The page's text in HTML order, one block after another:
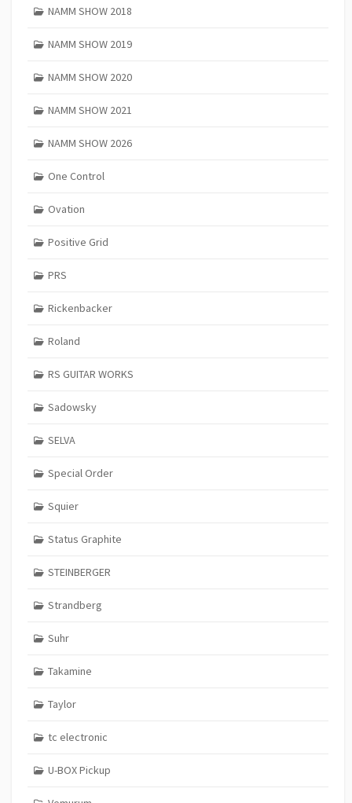
NAMM SHOW 2018
NAMM SHOW 2019
NAMM SHOW 2020
NAMM SHOW 2021
NAMM SHOW 2026
One Control
Ovation
Positive Grid
PRS
Rickenbacker
Roland
RS GUITAR WORKS
Sadowsky
SELVA
Special Order
Squier
Status Graphite
STEINBERGER
Strandberg
Suhr
Takamine
Taylor
tc electronic
U-BOX Pickup